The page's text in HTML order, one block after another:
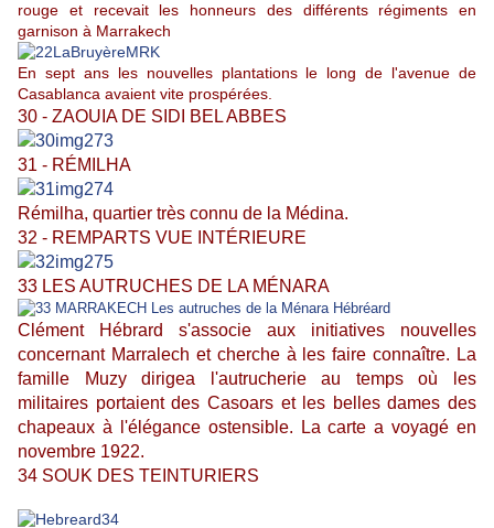
rouge et recevait les honneurs des différents régiments en
garnison à Marrakech
En sept ans les nouvelles plantations le long de l'avenue de
Casablanca avaient vite prospérées.
30 - ZAOUIA DE SIDI BEL ABBES
31 - RÉMILHA
Rémilha, quartier très connu de la Médina.
32 - REMPARTS VUE INTÉRIEURE
33 LES AUTRUCHES DE LA MÉNARA
Clément Hébrard s'associe aux initiatives nouvelles
concernant Marralech et cherche à les faire connaître. La
famille Muzy dirigea l'autrucherie au temps où les
militaires portaient des Casoars et les belles dames des
chapeaux à l'élégance ostensible. La carte a voyagé en
novembre 1922.
34 SOUK DES TEINTURIERS